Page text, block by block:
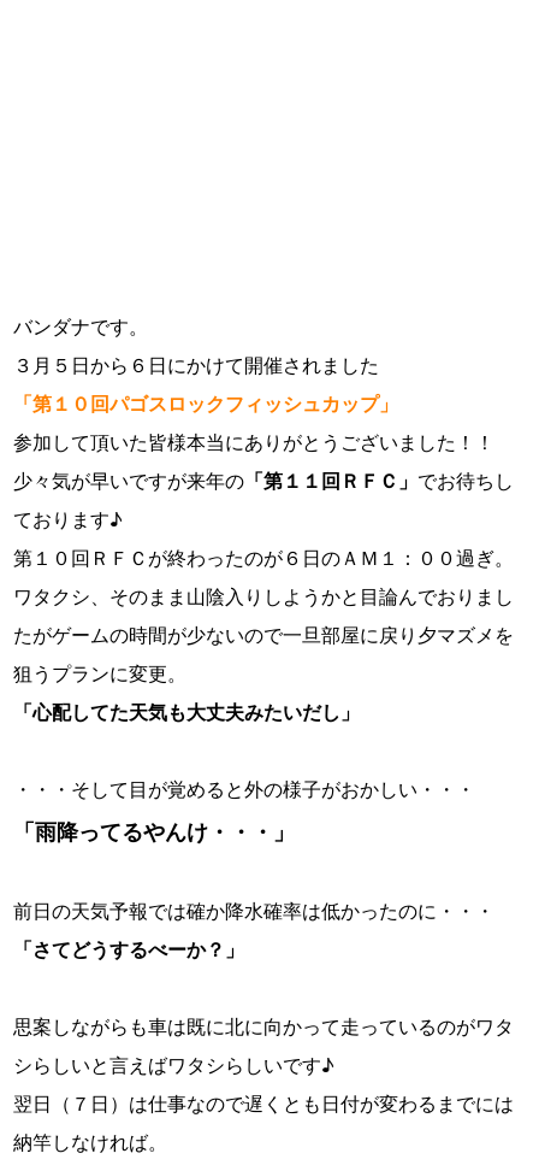
バンダナです。
３月５日から６日にかけて開催されました
「第１０回パゴスロックフィッシュカップ」
参加して頂いた皆様本当にありがとうございました！！
少々気が早いですが来年の 「第１１回ＲＦＣ」 でお待ちし
ております♪
第１０回ＲＦＣが終わったのが６日のＡＭ１：００過ぎ。
ワタクシ、そのまま山陰入りしようかと目論んでおりまし
たがゲームの時間が少ないので一旦部屋に戻り夕マズメを
狙うプランに変更。
「心配してた天気も大丈夫みたいだし」
・・・そして目が覚めると外の様子がおかしい・・・
「雨降ってるやんけ・・・」
前日の天気予報では確か降水確率は低かったのに・・・
「さてどうするべーか？」
思案しながらも車は既に北に向かって走っているのがワタ
シらしいと言えばワタシらしいです♪
翌日（７日）は仕事なので遅くとも日付が変わるまでには
納竿しなければ。